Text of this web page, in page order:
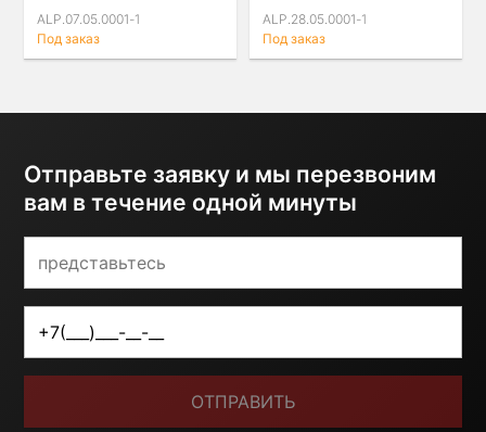
ALP.07.05.0001-1
Под заказ
ALP.28.05.0001-1
Под заказ
Отправьте заявку и мы перезвоним
вам в течение одной минуты
ОТПРАВИТЬ